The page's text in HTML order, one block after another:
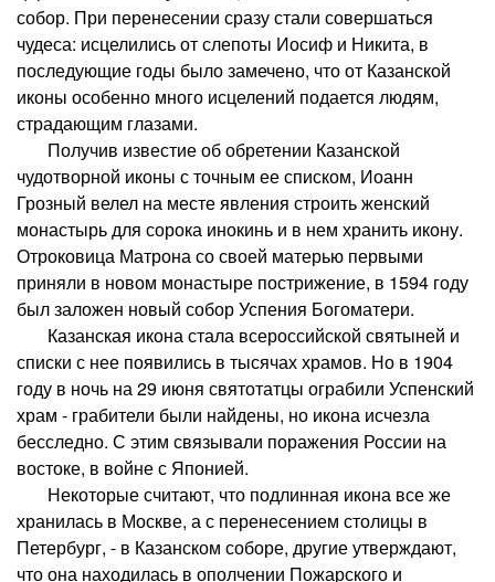
собор. При перенесении сразу стали совершаться
чудеса: исцелились от слепоты Иосиф и Никита, в
последующие годы было замечено, что от Казанской
иконы особенно много исцелений подается людям,
страдающим глазами.
Получив известие об обретении Казанской
чудотворной иконы с точным ее списком, Иоанн
Грозный велел на месте явления строить женский
монастырь для сорока инокинь и в нем хранить икону.
Отроковица Матрона со своей матерью первыми
приняли в новом монастыре пострижение, в 1594 году
был заложен новый собор Успения Богоматери.
Казанская икона стала всероссийской святыней и
списки с нее появились в тысячах храмов. Но в 1904
году в ночь на 29 июня святотатцы ограбили Успенский
храм - грабители были найдены, но икона исчезла
бесследно. С этим связывали поражения России на
востоке, в войне с Японией.
Некоторые считают, что подлинная икона все же
хранилась в Москве, а с перенесением столицы в
Петербург, - в Казанском соборе, другие утверждают,
что она находилась в ополчении Пожарского и